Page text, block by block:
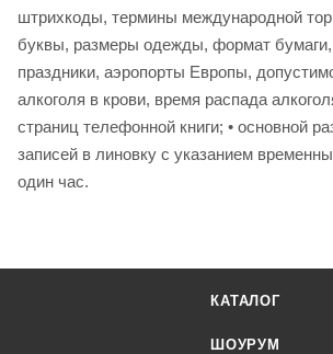
штрихкоды, термины международной
буквы, размеры одежды, формат бумаги,
праздники, аэропорты Европы,
алкоголя в крови, время распада
страниц телефонной книги; • основной
записей в линовку с указанием
один час.
КАТАЛОГ
ШОУРУМ